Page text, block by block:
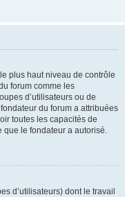
plus haut niveau de contrôle
forum comme les
d’utilisateurs ou de
du forum a attribuées
toutes les capacités de
que le fondateur a autorisé.
d’utilisateurs) dont le travail